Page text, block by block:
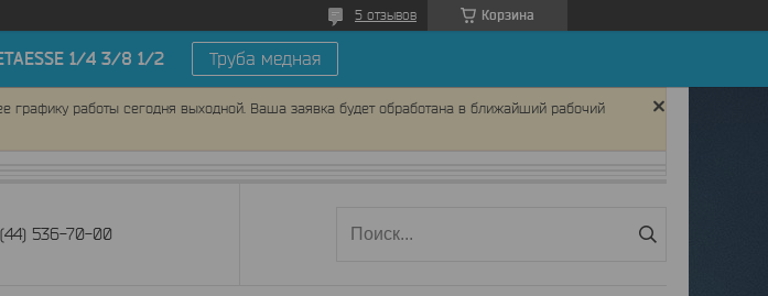
Корзина
5 отзывов
1/4 3/8 1/2 Труба медная
работы сегодня выходной. Ваша заявка будет обработана в ближайший рабочий
536-70-00